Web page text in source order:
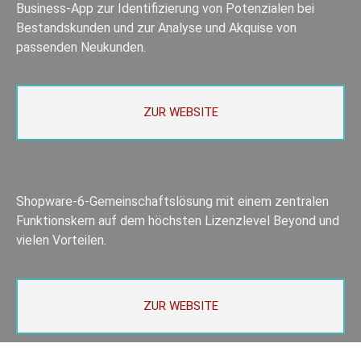
Business-App zur Identifizierung von Potenzialen bei
Bestandskunden und zur Analyse und Akquise von
passenden Neukunden.
ZUR WEBSITE
Shopware-6-Gemeinschaftslösung mit einem zentralen
Funktionskern auf dem höchsten Lizenzlevel Beyond und
vielen Vorteilen.
ZUR WEBSITE